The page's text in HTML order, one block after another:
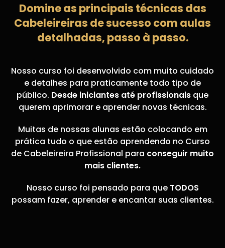
Domine as principais técnicas das
Cabeleireiras de sucesso com aulas
detalhadas, passo à passo.
Nosso curso foi desenvolvido com muito cuidado
e detalhes para praticamente todo tipo de
público. Desde iniciantes até profissionais que
querem aprimorar e aprender novas técnicas.
Muitas de nossas alunas estão colocando em
prática tudo o que estão aprendendo no Curso
de Cabeleireira Profissional para conseguir muito
mais clientes.
Nosso curso foi pensado para que TODOS
possam fazer, aprender e encantar suas clientes.